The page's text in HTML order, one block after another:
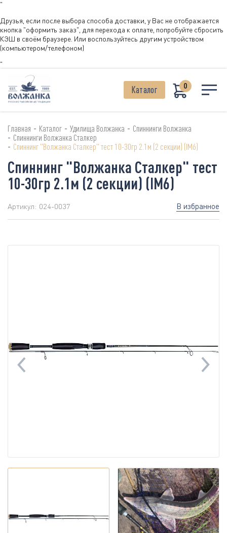
"
Друзья, если после выбора способа доставки, у Вас не отображается
кнопка "оформить заказ", для перехода к оплате, попробуйте сбросить
КЭШ в своём браузере. Или воспользуйтесь другим устройством
(компьютером/телефоном)
"
Каталог 0
Главная - Каталог - Удилища Волжанка - Спиннинги Волжанка
- Спиннинги Волжанка Сталкер
- Спиннинг "Волжанка Сталкер" тест 10-30гр 2.1м (2 секции) (IM6)
Спиннинг "Волжанка Сталкер" тест
10-30гр 2.1м (2 секции) (IM6)
Артикул: 024-0037 В избранное